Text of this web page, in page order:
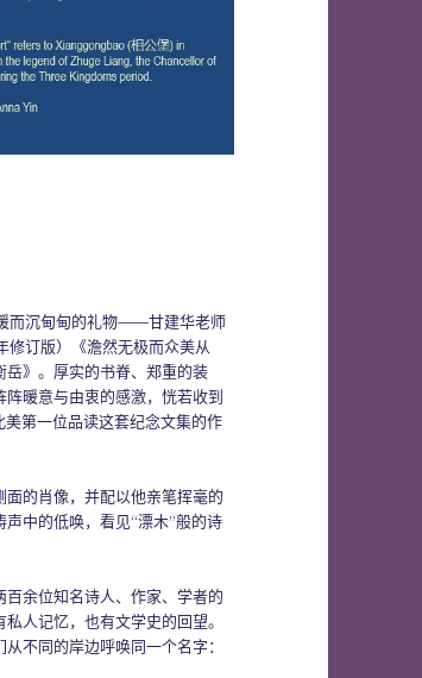
而沉甸甸的礼物——甘建华老师
修订版）《澹然无极而众美从
》。厚实的书脊、郑重的装
暖意与由衷的感激，恍若收到
第一位品读这套纪念文集的作
的肖像，并配以他亲笔挥毫的
中的低唤，看见“漂木”般的诗
余位知名诗人、作家、学者的
人记忆，也有文学史的回望。
不同的岸边呼唤同一个名字：